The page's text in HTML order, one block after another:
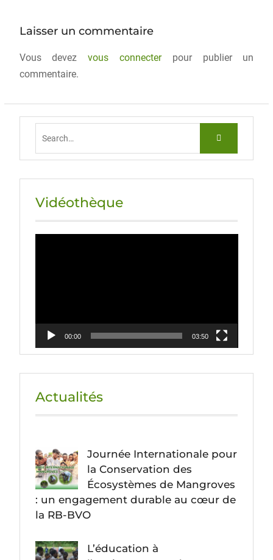
o n
Laisser un commentaire
Vous devezvous connecterpour publier un
commentaire.
Vidéothèque
00:00 03:50
Actualités
Journée Internationale pour
la Conservation des
Écosystèmes de Mangroves
: un engagement durable au cœur de
la RB-BVO
L’éducation à